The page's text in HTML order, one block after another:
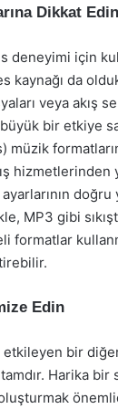
Dikkat Edin
deneyimi için
kaynağı da
veya akış
bir etkiye
müzik
hizmetlerinden
doğru
MP3 gibi
formatlar
Edin
bir
Harika bir